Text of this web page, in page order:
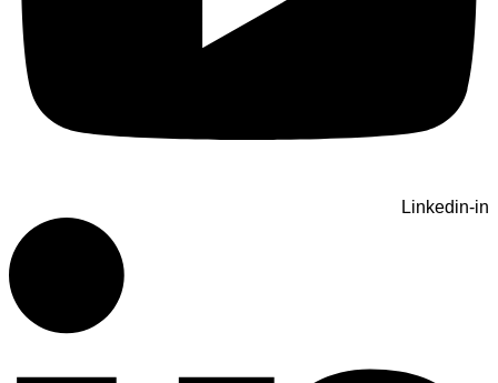
Linkedin-in